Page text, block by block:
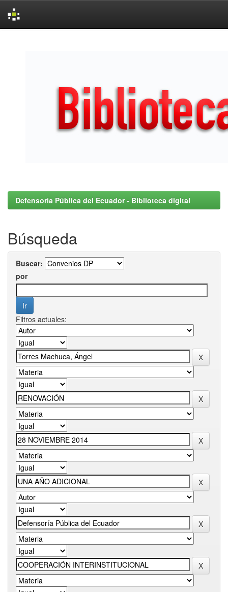
Defensoría Pública del Ecuador - Biblioteca digital
Búsqueda
Buscar:
por
Filtros actuales: